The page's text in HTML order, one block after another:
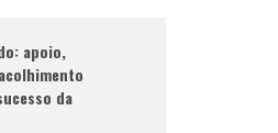
apoio,
da